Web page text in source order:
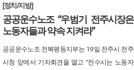
[정치/지방]
공공운수노조 “우범기 전주시장은
노동자들과 약속 지켜라”
공공운수노조 전북평등지부는 19일 전주시 전주
시청 앞에서 기자회견을 열고 “전수시는 노동자